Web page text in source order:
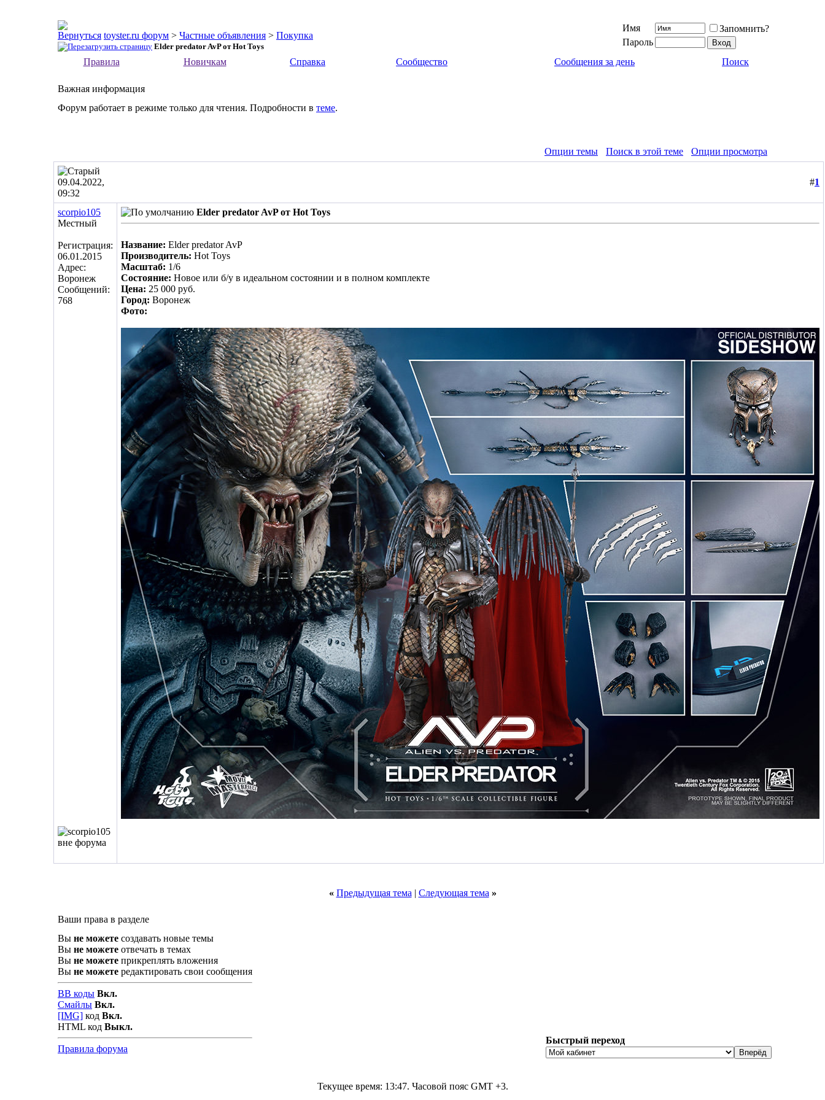
toyster.ru форум > Частные объявления > Покупка
Elder predator AvP от Hot Toys
Имя
Запомнить?
Пароль
Правила
Новичкам Справка Сообщество Сообщения за день Поиск
Важная информация
Форум работает в режиме только для чтения. Подробности в теме.
Опции темы Поиск в этой теме Опции просмотра
09.04.2022,
09:32
#1
scorpio105
Местный
Регистрация:
06.01.2015
Адрес:
Воронеж
Сообщений:
768
Elder predator AvP от Hot Toys
Название: Elder predator AvP
Производитель: Hot Toys
Масштаб: 1/6
Состояние: Новое или б/у в идеальном состоянии и в полном комплекте
Цена: 25 000 руб.
Город: Воронеж
Фото:
« Предыдущая тема | Следующая тема »
Ваши права в разделе
Вы не можете создавать новые темы
Вы не можете отвечать в темах
Вы не можете прикреплять вложения
Вы не можете редактировать свои сообщения
BB коды Вкл.
Смайлы Вкл.
[IMG] код Вкл.
HTML код Выкл.
Правила форума
Быстрый переход
Текущее время: 13:47. Часовой пояс GMT +3.